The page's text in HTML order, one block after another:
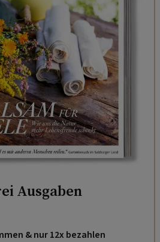
Ausgaben
& nur 12x bezahlen